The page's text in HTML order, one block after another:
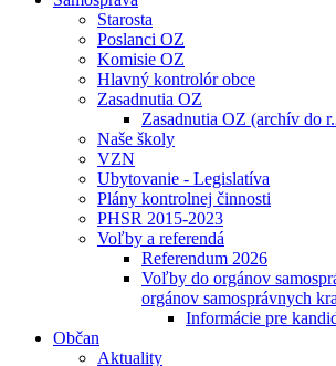
Starosta
Poslanci OZ
Komisie OZ
Hlavný kontrolór obce
Zasadnutia OZ
Zasadnutia OZ (archív do
Naše školy
VZN
Ubytovanie - Legislatíva
Plány kontrolnej činnosti
PHSR 2015-2023
Voľby a referendá
Referendum 2026
Voľby do orgánov
orgánov samosprávnych
Informácie pre
Občan
Aktuality